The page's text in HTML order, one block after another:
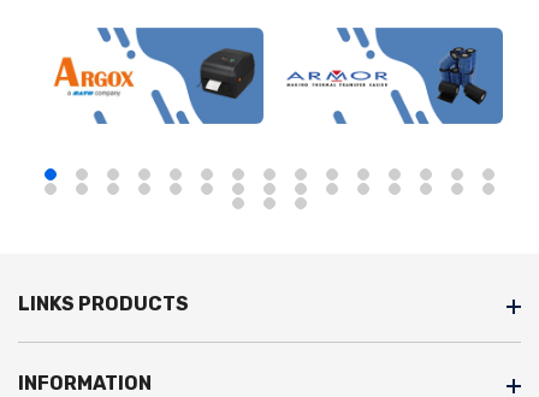
LINKS PRODUCTS
INFORMATION